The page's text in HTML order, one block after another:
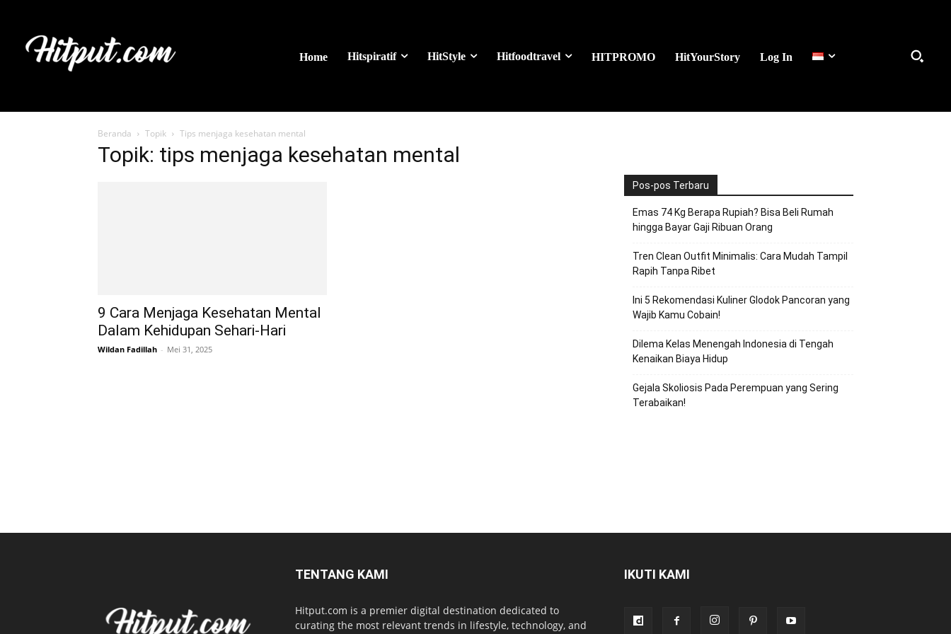
Home Hitspiratif HitStyle Hitfoodtravel HITPROMO HitYourStory Log In
Beranda Topik Tips menjaga kesehatan mental
Topik: tips menjaga kesehatan mental
9 Cara Menjaga Kesehatan Mental
Dalam Kehidupan Sehari-Hari
Wildan Fadillah - Mei 31, 2025
Pos-pos Terbaru
Emas 74 Kg Berapa Rupiah? Bisa Beli Rumah
hingga Bayar Gaji Ribuan Orang
Tren Clean Outfit Minimalis: Cara Mudah Tampil
Rapih Tanpa Ribet
Ini 5 Rekomendasi Kuliner Glodok Pancoran yang
Wajib Kamu Cobain!
Dilema Kelas Menengah Indonesia di Tengah
Kenaikan Biaya Hidup
Gejala Skoliosis Pada Perempuan yang Sering
Terabaikan!
TENTANG KAMI
Hitput.com is a premier digital destination dedicated to
curating the most relevant trends in lifestyle, technology, and
IKUTI KAMI